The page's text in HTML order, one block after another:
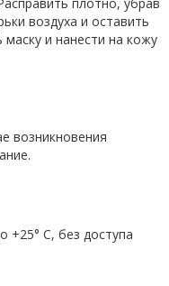
воздуха и оставить
и нанести на кожу
возникновения
+25° С, без доступа